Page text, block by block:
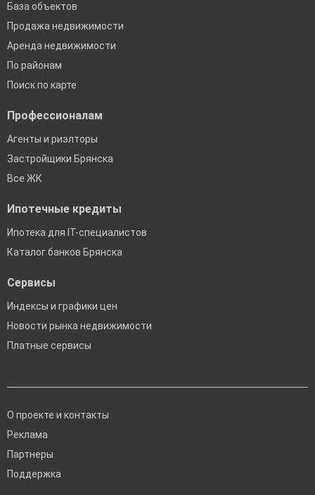
База объектов
Продажа недвижимости
Аренда недвижимости
По районам
Поиск по карте
Профессионалам
Агенты и риэлторы
Застройщики Брянска
Все ЖК
Ипотечные кредиты
Ипотека для IT-специалистов
Каталог банков Брянска
Сервисы
Индексы и графики цен
Новости рынка недвижимости
Платные сервисы
О проекте и контакты
Реклама
Партнеры
Поддержка